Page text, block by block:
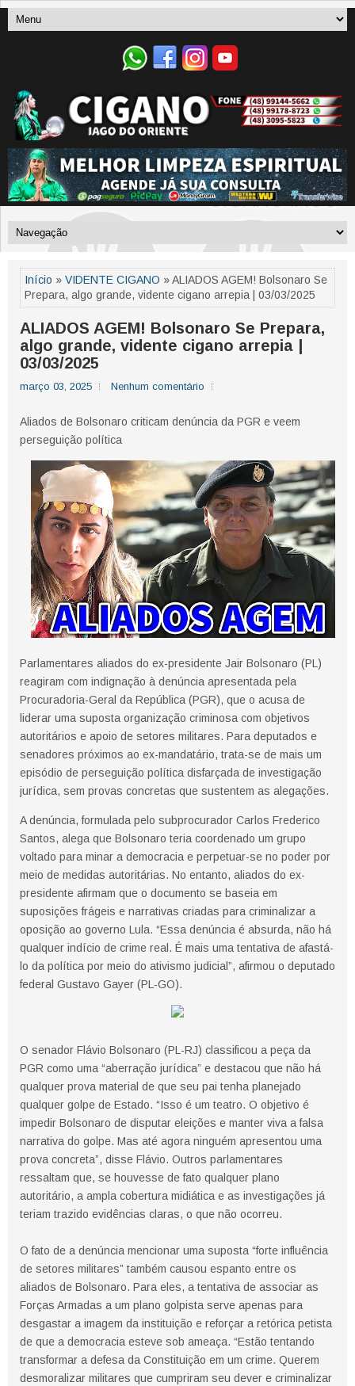
Início » VIDENTE CIGANO » ALIADOS AGEM! Bolsonaro Se
Prepara, algo grande, vidente cigano arrepia | 03/03/2025
ALIADOS AGEM! Bolsonaro Se Prepara,
algo grande, vidente cigano arrepia |
03/03/2025
março 03, 2025 Nenhum comentário
Aliados de Bolsonaro criticam denúncia da PGR e veem
perseguição política
Parlamentares aliados do ex-presidente Jair Bolsonaro (PL)
reagiram com indignação à denúncia apresentada pela
Procuradoria-Geral da República (PGR), que o acusa de
liderar uma suposta organização criminosa com objetivos
autoritários e apoio de setores militares. Para deputados e
senadores próximos ao ex-mandatário, trata-se de mais um
episódio de perseguição política disfarçada de investigação
jurídica, sem provas concretas que sustentem as alegações.
A denúncia, formulada pelo subprocurador Carlos Frederico
Santos, alega que Bolsonaro teria coordenado um grupo
voltado para minar a democracia e perpetuar-se no poder por
meio de medidas autoritárias. No entanto, aliados do ex-
presidente afirmam que o documento se baseia em
suposições frágeis e narrativas criadas para criminalizar a
oposição ao governo Lula. “Essa denúncia é absurda, não há
qualquer indício de crime real. É mais uma tentativa de afastá-
lo da política por meio do ativismo judicial”, afirmou o deputado
federal Gustavo Gayer (PL-GO).
O senador Flávio Bolsonaro (PL-RJ) classificou a peça da
PGR como uma “aberração jurídica” e destacou que não há
qualquer prova material de que seu pai tenha planejado
qualquer golpe de Estado. “Isso é um teatro. O objetivo é
impedir Bolsonaro de disputar eleições e manter viva a falsa
narrativa do golpe. Mas até agora ninguém apresentou uma
prova concreta”, disse Flávio. Outros parlamentares
ressaltam que, se houvesse de fato qualquer plano
autoritário, a ampla cobertura midiática e as investigações já
teriam trazido evidências claras, o que não ocorreu.
O fato de a denúncia mencionar uma suposta “forte influência
de setores militares” também causou espanto entre os
aliados de Bolsonaro. Para eles, a tentativa de associar as
Forças Armadas a um plano golpista serve apenas para
desgastar a imagem da instituição e reforçar a retórica petista
de que a democracia esteve sob ameaça. “Estão tentando
transformar a defesa da Constituição em um crime. Querem
desmoralizar militares que cumpriram seu dever e criminalizar